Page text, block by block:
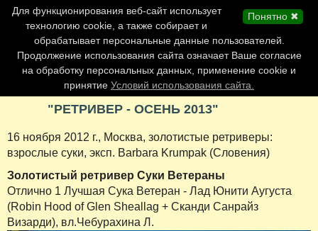
Главная страница
Обновления сайта
Контакты
Персоналии
Форум
"РЕТРИВЕР - ОСЕНЬ 2013"
16 ноября 2012 г., Москва, золотистые ретриверы:
взрослые суки, эксп. Barbara Krumpak (Словения)
Золотистый ретривер Суки Ветераны
Отлично 1 Лучшая Сука Ветеран - Лад Юнити Аугуста
(Robin Hood of Glen Sheallag + Сканди Санрайз
Визарди), вл.Чебурахина Л.
Понятно ✖
Для функционирования веб-сайт использует
технологию cookie, а также собирает и
обрабатывает персональные данные пользователей.
Продолжение использования сайта означает Ваше согласие
на обработку персональных данных, применение cookie и
принятие Условий использования сайта.